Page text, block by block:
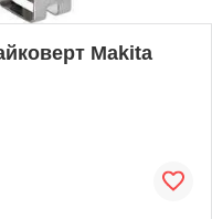
Makita